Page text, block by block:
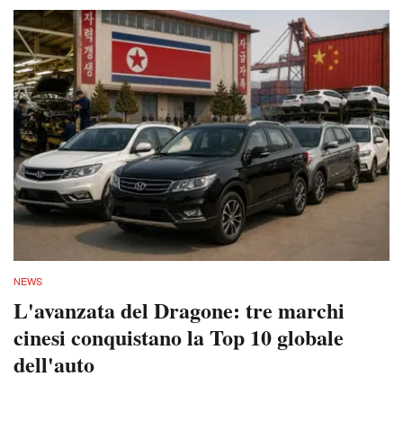
NEWS
L'avanzata del Dragone: tre marchi
cinesi conquistano la Top 10 globale
dell'auto